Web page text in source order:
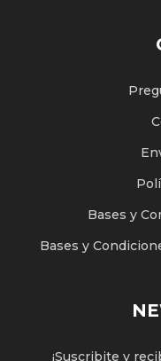
Bases y
Bases y
¡Suscribite y